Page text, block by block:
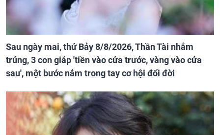
Sau ngày mai, thứ Bảy 8/8/2026, Thần Tài nhắm
trúng, 3 con giáp 'tiền vào cửa trước, vàng vào cửa
sau', một bước nắm trong tay cơ hội đổi đời